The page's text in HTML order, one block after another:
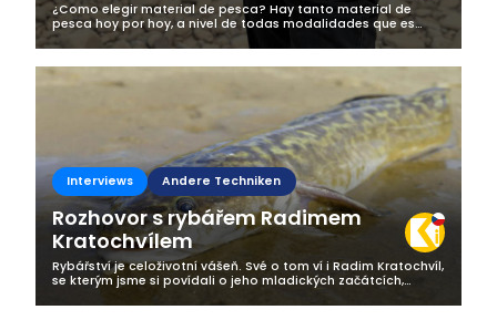
¿Como elegir material de pesca? Hay tanto material de
pesca hoy por hoy, a nivel de todas modalidades que es
dificil escoger que es lo que queremos. Hay de todos precios,
y calidades. E incluso...
Interviews Andere Techniken
Rozhovor s rybářem Radimem
Kratochvílem
Rybářství je celoživotní vášeň. Své o tom ví i Radim Kratochvíl,
se kterým jsme si povídali o jeho mladických začátcích,
vztahu k rybaření, ale i o tom, jak nedocenitelnou roli hraje
volba...